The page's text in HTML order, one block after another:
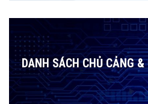
DANH SÁCH CHỦ CẢNG